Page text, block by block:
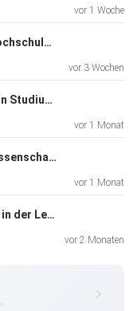
vor 1 Woche
Lecture Cast, Episode 127: Hochschule und KI(-Agenten)
vor 3 Wochen
LectureCast, Episode 126: KI in Studium und Beruf
vor 1 Monat
LectureCast, Episode 125: Wissenschaftskommunikation via Social Media
vor 1 Monat
LectureCast, Episode 124: XR in der Lehre
vor 2 Monaten